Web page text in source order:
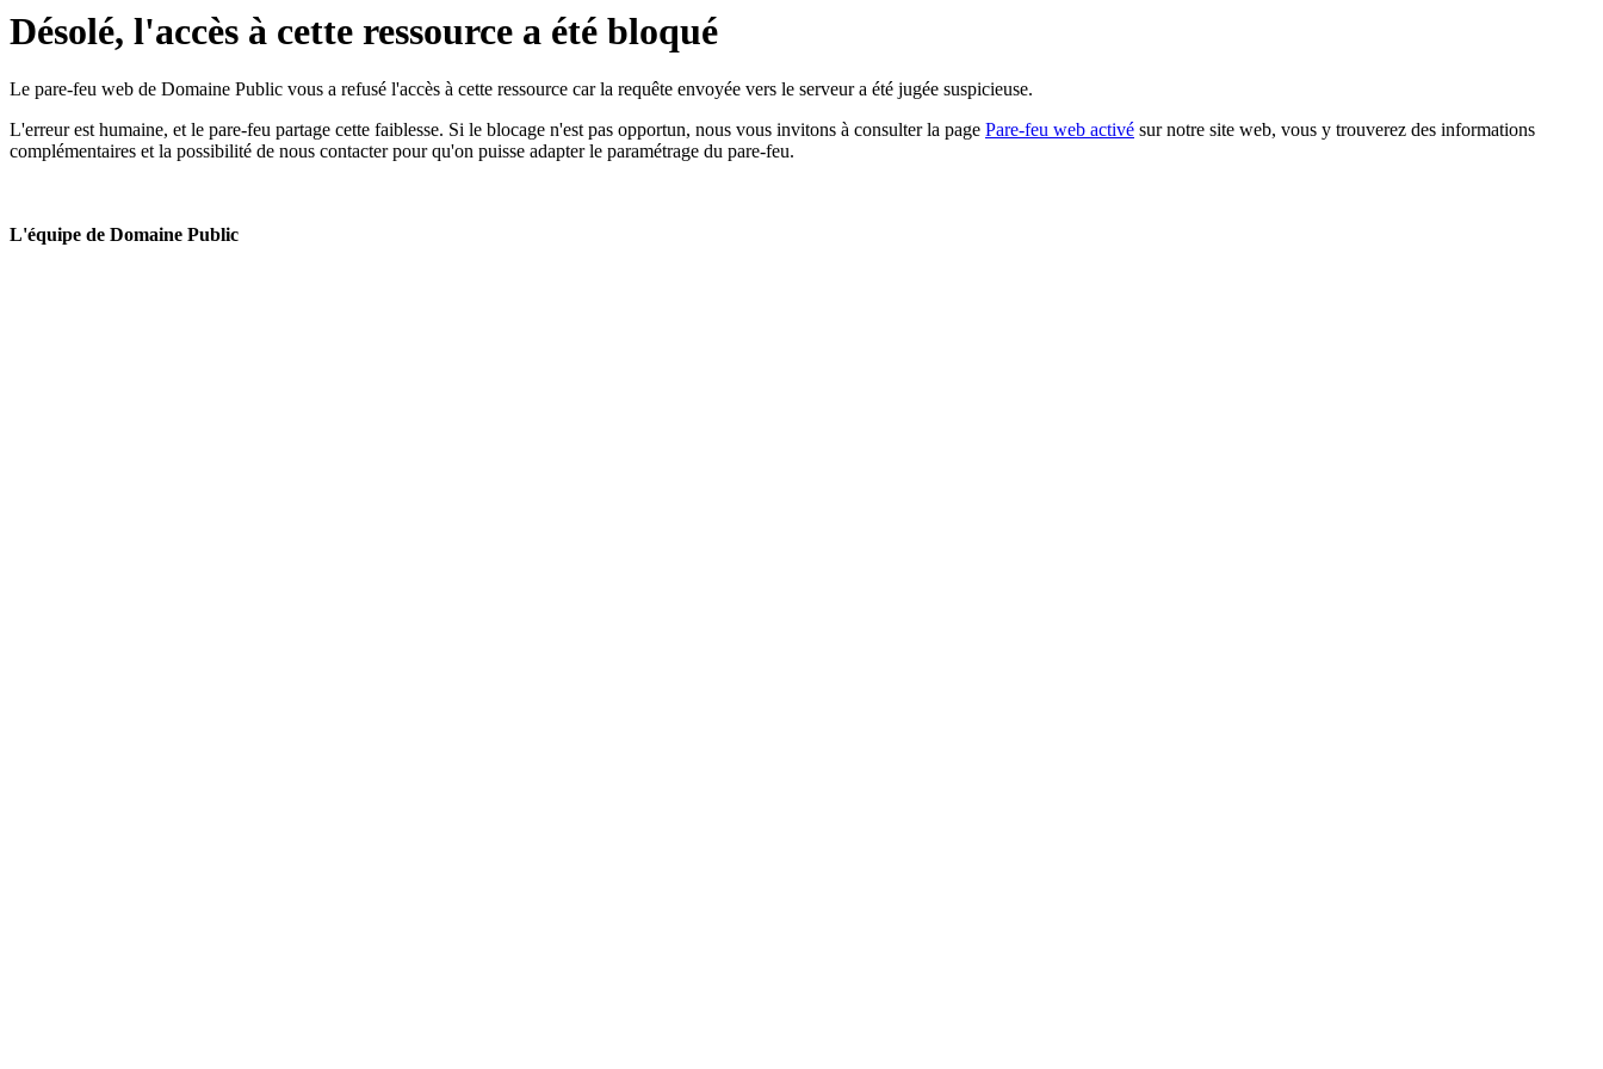
Désolé, l'accès à cette ressource a été bloqué
Le pare-feu web de Domaine Public vous a refusé l'accès à cette ressource car la requête envoyée vers le serveur a été jugée suspicieuse.
L'erreur est humaine, et le pare-feu partage cette faiblesse. Si le blocage n'est pas opportun, nous vous invitons à consulter la page Pare-feu web activé sur notre site web, vous y trouverez des informations
complémentaires et la possibilité de nous contacter pour qu'on puisse adapter le paramétrage du pare-feu.
L'équipe de Domaine Public